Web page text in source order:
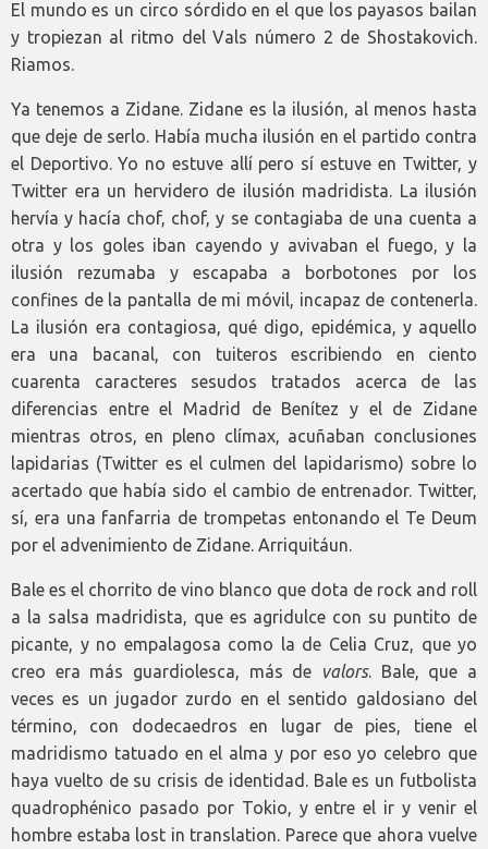
El mundo es un circo sórdido en el que los payasos bailan
y tropiezan al ritmo del Vals número 2 de Shostakovich.
Riamos.
Ya tenemos a Zidane. Zidane es la ilusión, al menos hasta
que deje de serlo. Había mucha ilusión en el partido contra
el Deportivo. Yo no estuve allí pero sí estuve en Twitter, y
Twitter era un hervidero de ilusión madridista. La ilusión
hervía y hacía chof, chof, y se contagiaba de una cuenta a
otra y los goles iban cayendo y avivaban el fuego, y la
ilusión rezumaba y escapaba a borbotones por los
confines de la pantalla de mi móvil, incapaz de contenerla.
La ilusión era contagiosa, qué digo, epidémica, y aquello
era una bacanal, con tuiteros escribiendo en ciento
cuarenta caracteres sesudos tratados acerca de las
diferencias entre el Madrid de Benítez y el de Zidane
mientras otros, en pleno clímax, acuñaban conclusiones
lapidarias (Twitter es el culmen del lapidarismo) sobre lo
acertado que había sido el cambio de entrenador. Twitter,
sí, era una fanfarria de trompetas entonando el Te Deum
por el advenimiento de Zidane. Arriquitáun.
Bale es el chorrito de vino blanco que dota de rock and roll
a la salsa madridista, que es agridulce con su puntito de
picante, y no empalagosa como la de Celia Cruz, que yo
creo era más guardiolesca, más de
valors. Bale, que a
veces es un jugador zurdo en el sentido galdosiano del
término, con dodecaedros en lugar de pies, tiene el
madridismo tatuado en el alma y por eso yo celebro que
haya vuelto de su crisis de identidad. Bale es un futbolista
quadrophénico pasado por Tokio, y entre el ir y venir el
hombre estaba lost in translation. Parece que ahora vuelve